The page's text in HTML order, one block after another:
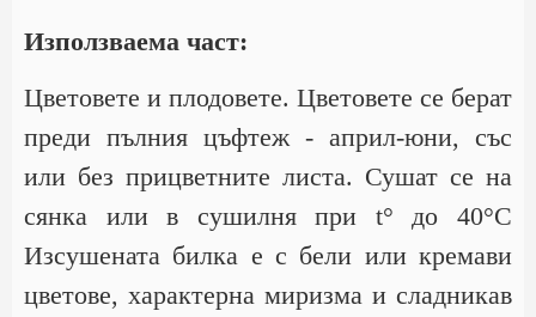
Използваема част:
Цветовете и плодовете. Цветовете се берат
преди пълния цъфтеж - април-юни, със
или без прицветните листа. Сушат се на
сянка или в сушилня при t° до 40°С
Изсушената билка е с бели или кремави
цветове, характерна миризма и сладникав